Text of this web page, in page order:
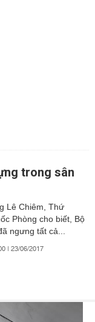
trong sân
Lê Chiêm, Thứ
Phòng cho biết, Bộ
ngưng tất cả...
| 23/06/2017